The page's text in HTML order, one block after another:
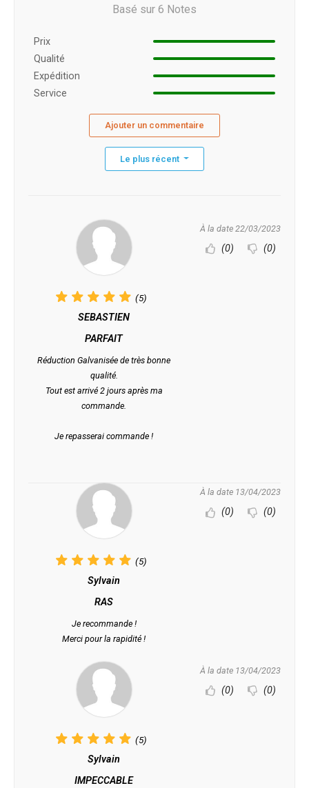
Basé sur 6 Notes
Prix ​​
Qualité
Expédition
Service
Ajouter un commentaire
Le plus récent
(5)
SEBASTIEN
PARFAIT
Réduction Galvanisée de très bonne
qualité.
Tout est arrivé 2 jours après ma
commande.
Je repasserai commande !
À la date 22/03/2023
(0) (0)
(5)
Sylvain
RAS
Je recommande !
Merci pour la rapidité !
À la date 13/04/2023
(0) (0)
(5)
Sylvain
IMPECCABLE
À la date 13/04/2023
(0) (0)